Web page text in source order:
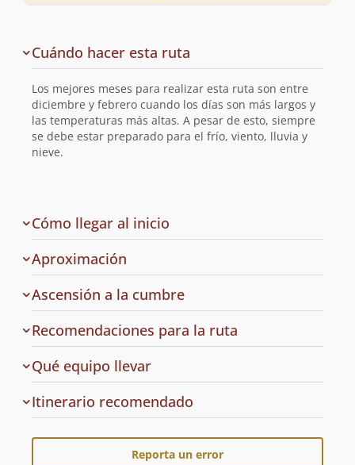
de
la
ruta
Cuándo hacer esta ruta
Los mejores meses para realizar esta ruta son entre
diciembre y febrero cuando los días son más largos y
las temperaturas más altas. A pesar de esto, siempre
se debe estar preparado para el frío, viento, lluvia y
nieve.
Cómo llegar al inicio
la
Aproximación
Ascensión a la cumbre
Recomendaciones para la ruta
Qué equipo llevar
Cuál
es
Itinerario recomendado
Reporta un error